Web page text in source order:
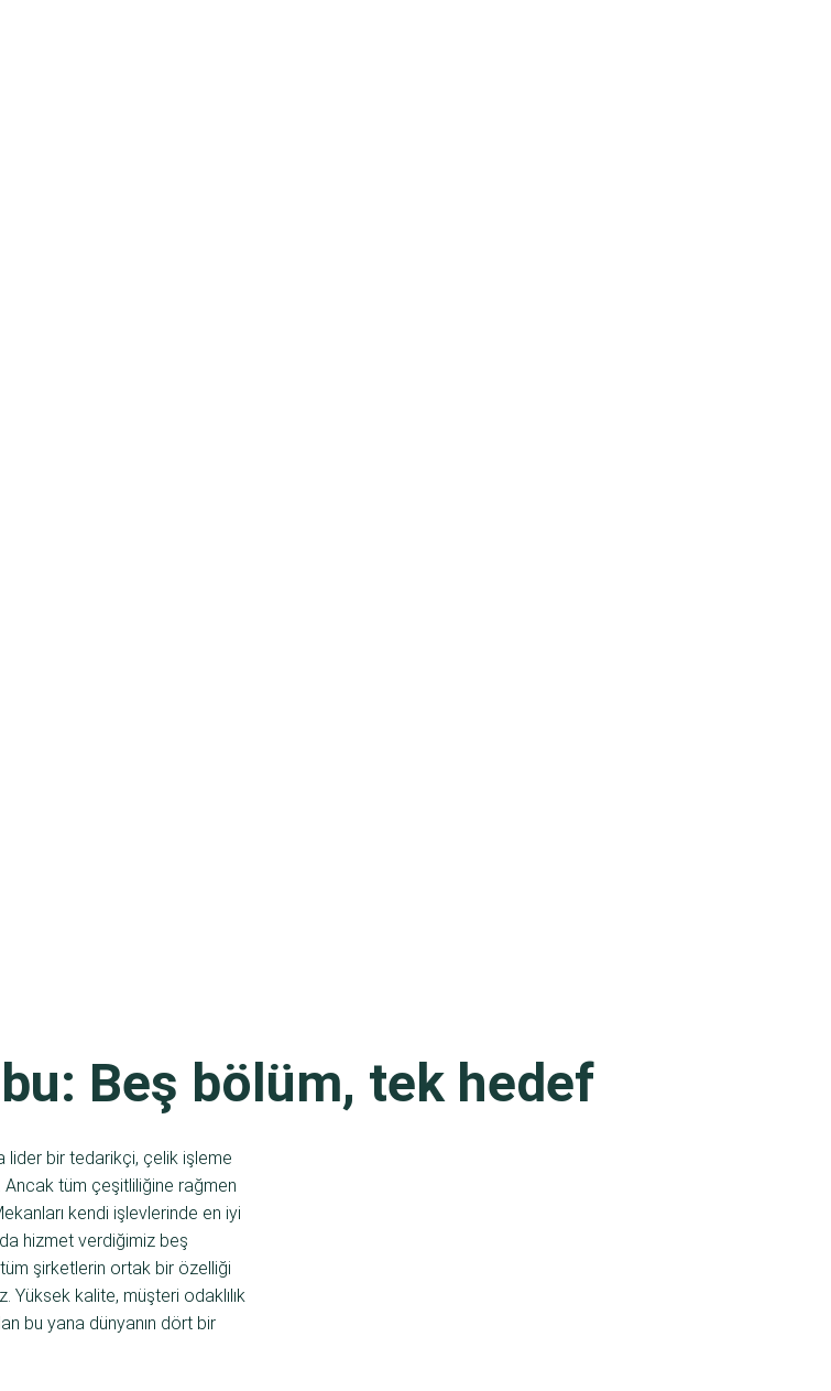
Beş bölüm, tek hedef
lider bir tedarikçi, çelik işleme
tüm çeşitliliğine rağmen
kendi işlevlerinde en iyi
hizmet verdiğimiz beş
şirketlerin ortak bir özelliği
Yüksek kalite, müşteri odaklılık
bu yana dünyanın dört bir